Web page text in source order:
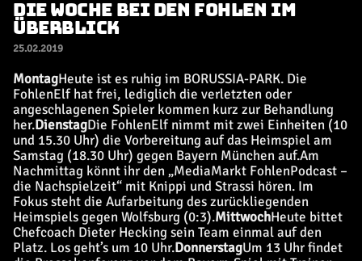
DIE WOCHE BEI DEN FOHLEN IM
ÜBERBLICK
25.02.2019
MontagHeute ist es ruhig im BORUSSIA-PARK. Die
FohlenElf hat frei, lediglich die verletzten oder
angeschlagenen Spieler kommen kurz zur Behandlung
her.DienstagDie FohlenElf nimmt mit zwei Einheiten (10
und 15.30 Uhr) die Vorbereitung auf das Heimspiel am
Samstag (18.30 Uhr) gegen Bayern München auf.Am
Nachmittag könnt ihr den „MediaMarkt FohlenPodcast –
die Nachspielzeit“ mit Knippi und Strassi hören. Im
Fokus steht die Aufarbeitung des zurückliegenden
Heimspiels gegen Wolfsburg (0:3).MittwochHeute bittet
Chefcoach Dieter Hecking sein Team einmal auf den
Platz. Los geht’s um 10 Uhr.DonnerstagUm 13 Uhr findet